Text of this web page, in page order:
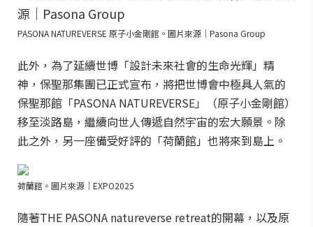
PASONA NATUREVERSE 原子小金剛館。圖片來源｜Pasona Group
此外，為了延續世博「設計未來社會的生命光輝」精
神，保聖那集團已正式宣布，將把世博會中極具人氣的
保聖那館「PASONA NATUREVERSE」（原子小金剛館）
移至淡路島，繼續向世人傳遞自然宇宙的宏大願景。除
此之外，另一座備受好評的「荷蘭館」也將來到島上。
荷蘭館。圖片來源｜EXPO2025
隨著THE PASONA natureverse retreat的開幕，以及原